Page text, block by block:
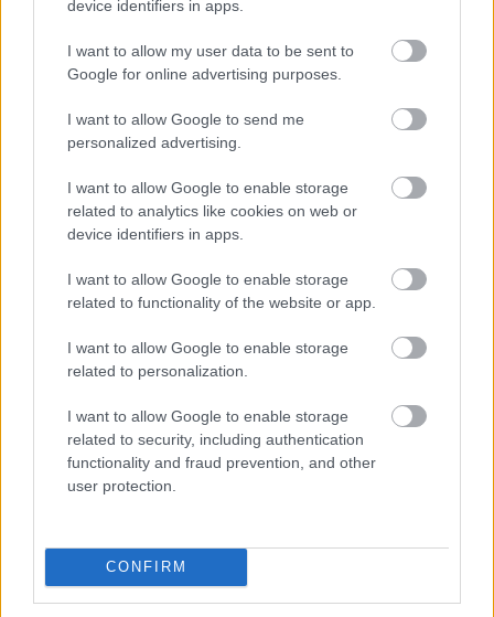
device identifiers in apps.
I want to allow my user data to be sent to
Google for online advertising purposes.
I want to allow Google to send me
personalized advertising.
I want to allow Google to enable storage
related to analytics like cookies on web or
device identifiers in apps.
I want to allow Google to enable storage
related to functionality of the website or app.
I want to allow Google to enable storage
related to personalization.
I want to allow Google to enable storage
related to security, including authentication
functionality and fraud prevention, and other
user protection.
CONFIRM
Le contenu et les documents de ce site Web sont éducatifs et
informatifs. L'éditeur et les éditeurs du site ne sont pas
responsables des effets de leur utilisation. Avant d'utiliser les
absolument consulter votre médecin.
Publicité: